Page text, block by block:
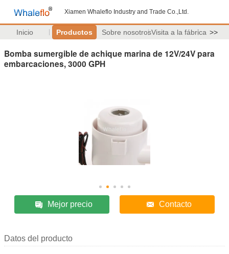
Xiamen Whaleflo Industry and Trade Co.,Ltd.
Inicio Productos Sobre nosotrosVisita a la fábrica >>
Bomba sumergible de achique marina de 12V/24V para
embarcaciones, 3000 GPH
Mejor precio Contacto
Datos del producto